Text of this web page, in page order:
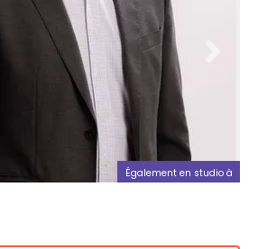
Également en studio à